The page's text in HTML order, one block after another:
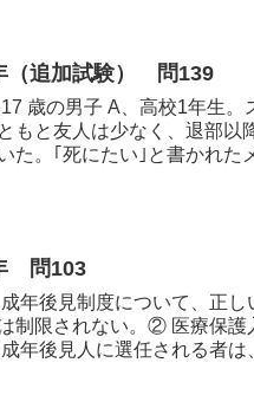
（追加試験） 問139
歳の男子 A、高校1年生。
もと友人は少なく、退部以
た。｢死にたい｣と書かれた
問103
年後見制度について、正し
制限されない。② 医療保護
年後見人に選任される者